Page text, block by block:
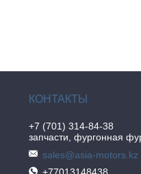
+7 (701) 314-84-38
запчасти, фургонная
sales@asia-motors.kz